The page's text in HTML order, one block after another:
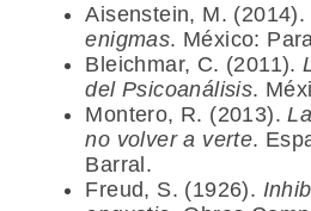
Aisenstein, M. (2014).
enigmas. México:
Bleichmar, C. (2011).
del Psicoanálisis.
Montero, R. (2013).
no volver a verte.
Barral.
Freud, S. (1926).